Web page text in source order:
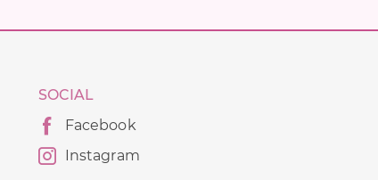
SOCIAL
Facebook
Instagram